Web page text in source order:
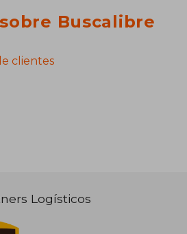
Buscalibre
clientes
Logísticos